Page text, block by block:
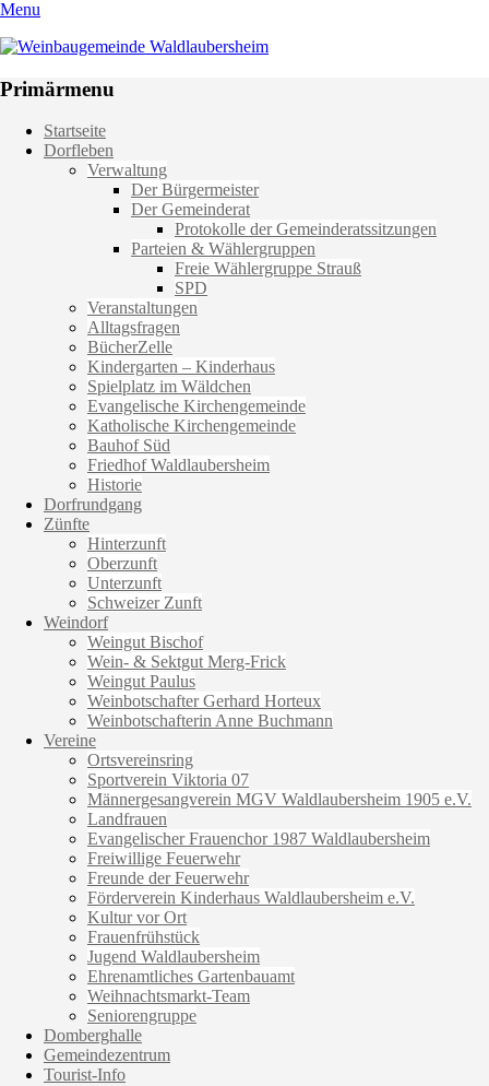
Menu
Weinbaugemeinde Waldlaubersheim
Primärmenu
Weiter
zum
Startseite
Dorfleben
Verwaltung
Der Bürgermeister
Der Gemeinderat
Protokolle der Gemeinderatssitzungen
Parteien & Wählergruppen
Freie Wählergruppe Strauß
SPD
Veranstaltungen
Alltagsfragen
BücherZelle
Kindergarten – Kinderhaus
Spielplatz im Wäldchen
Evangelische Kirchengemeinde
Katholische Kirchengemeinde
Bauhof Süd
Friedhof Waldlaubersheim
Historie
Dorfrundgang
Zünfte
Hinterzunft
Oberzunft
Unterzunft
Schweizer Zunft
Weindorf
Weingut Bischof
Wein- & Sektgut Merg-Frick
Weingut Paulus
Weinbotschafter Gerhard Horteux
Weinbotschafterin Anne Buchmann
Vereine
Ortsvereinsring
Sportverein Viktoria 07
Männergesangverein MGV Waldlaubersheim 1905 e.V.
Landfrauen
Evangelischer Frauenchor 1987 Waldlaubersheim
Freiwillige Feuerwehr
Freunde der Feuerwehr
Förderverein Kinderhaus Waldlaubersheim e.V.
Kultur vor Ort
Frauenfrühstück
Jugend Waldlaubersheim
Ehrenamtliches Gartenbauamt
Weihnachtsmarkt-Team
Seniorengruppe
Domberghalle
Gemeindezentrum
Tourist-Info